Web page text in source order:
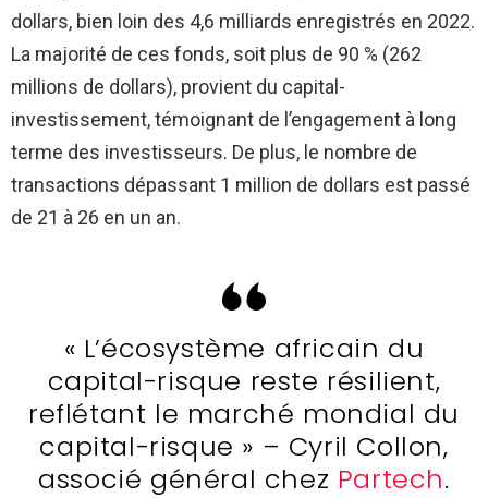
dollars, bien loin des 4,6 milliards enregistrés en 2022.
La majorité de ces fonds, soit plus de 90 % (262
millions de dollars), provient du capital-
investissement, témoignant de l’engagement à long
terme des investisseurs. De plus, le nombre de
transactions dépassant 1 million de dollars est passé
de 21 à 26 en un an.
« L’écosystème africain du
capital-risque reste résilient,
reflétant le marché mondial du
capital-risque » – Cyril Collon,
associé général chez Partech.